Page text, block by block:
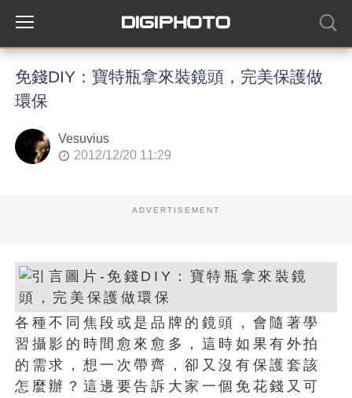
免錢DIY：寶特瓶拿來裝鏡頭，完美保護做
環保
Vesuvius
2012/12/20 11:29
ADVERTISEMENT
各種不同焦段或是品牌的鏡頭，會隨著學
習攝影的時間愈來愈多，這時如果有外拍
的需求，想一次帶齊，卻又沒有保護套該
怎麼辦？這邊要告訴大家一個免花錢又可